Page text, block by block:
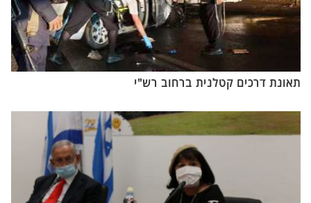
תאונת דרכים קטלנית ברחוב רש"י